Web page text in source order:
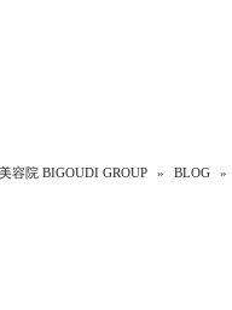
容院 BIGOUDI GROUP » BLOG »